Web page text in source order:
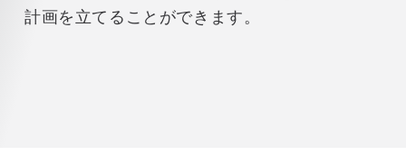
計画を立てることができます。